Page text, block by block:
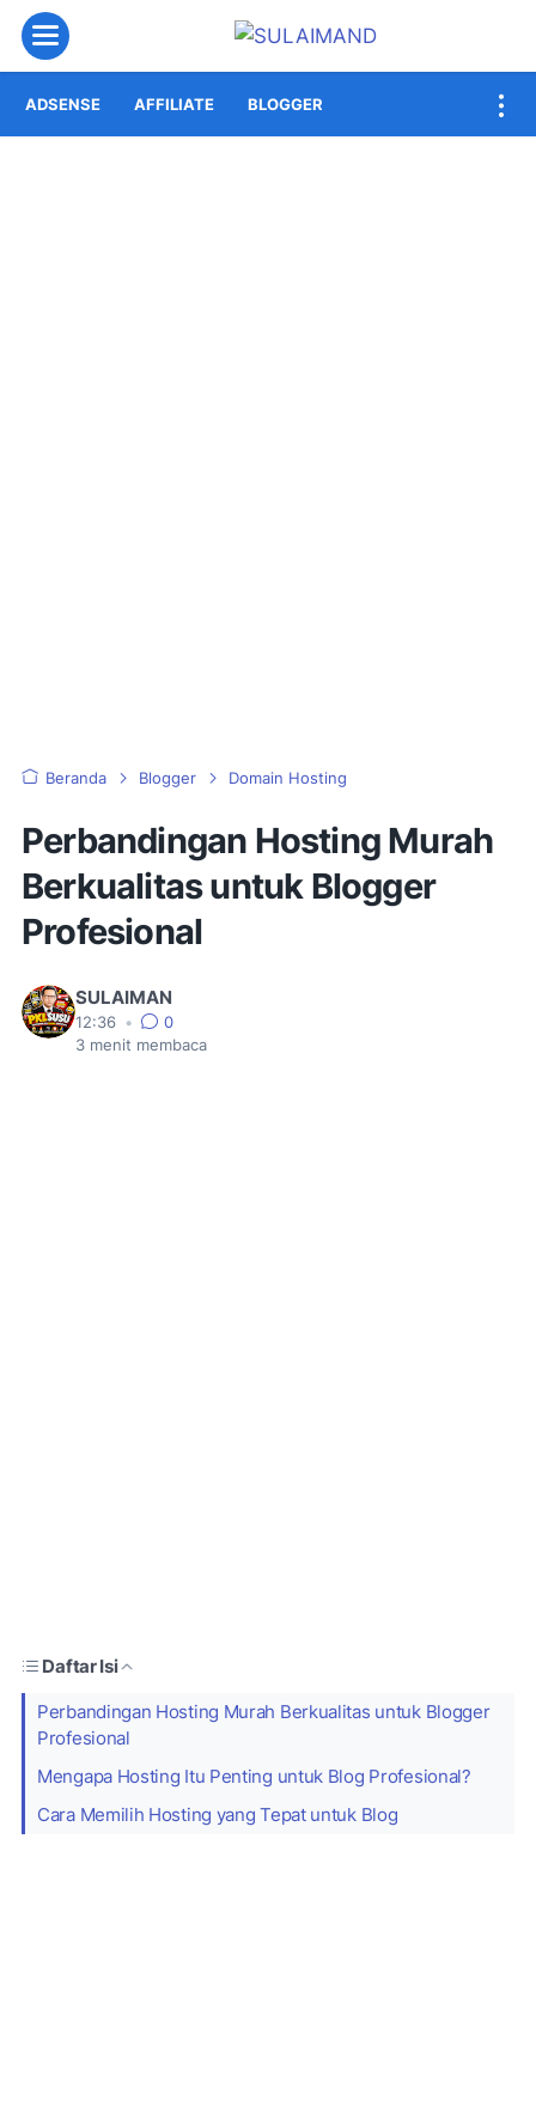
Menu
ADSENSE AFFILIATE BLOGGER
Beranda Blogger Domain Hosting
Perbandingan Hosting Murah
Berkualitas untuk Blogger
Profesional
SULAIMAN
12:36 •
0
3 menit membaca
Daftar Isi
Perbandingan Hosting Murah Berkualitas untuk Blogger
Profesional
Mengapa Hosting Itu Penting untuk Blog Profesional?
Cara Memilih Hosting yang Tepat untuk Blog